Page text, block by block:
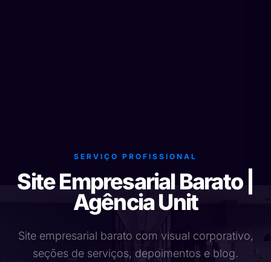
SERVIÇO PROFISSIONAL
Site Empresarial Barato |
Agência Unit
Site empresarial barato com visual corporativo,
seções de serviços, depoimentos e blog.